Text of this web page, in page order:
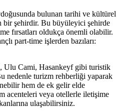
bulunan tarihi ve kültürel
bir şehirdir. Bu büyüleyici şehirde
fırsatları oldukça önemli olabilir.
part-time işlerden bazıları:
Ulu Cami, Hasankeyf gibi turistik
nedenle turizm rehberliği yaparak
hem de ek gelir elde
acenteleri veya otellerle iletişime
ulaşabilirsiniz.